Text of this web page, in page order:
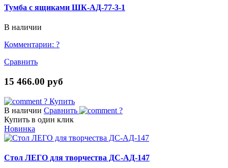
Тумба с ящиками ШК-АД-77-3-1
В наличии
Комментарии: ?
Сравнить
15 466.00 руб
? Купить
В наличии Сравнить
?
Купить в один клик
Новинка
Стол ЛЕГО для творчества ДС-АД-147